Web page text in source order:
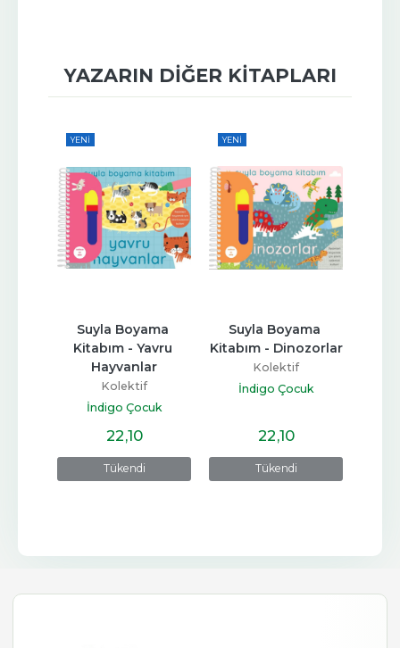
YAZARIN DIĞER KITAPLARI
YENI
Tükendi
Suyla Boyama
Kitabım - Yavru
Hayvanlar
Kolektif
İndigo Çocuk
22,10
YENI
Tükendi
Suyla Boyama
Kitabım - Dinozorlar
Kolektif
İndigo Çocuk
22,10